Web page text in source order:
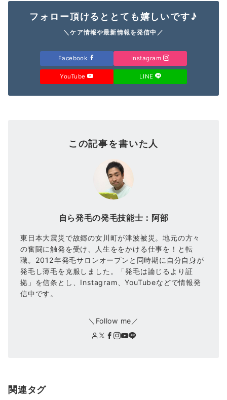
フォロー頂けるととても嬉しいです♪
＼ケア情報や最新情報を発信中／
Facebook Instagram
YouTube LINE
この記事を書いた人
自ら発毛の発毛技能士：阿部
東日本大震災で故郷の女川町が津波被災。地元の方々
の奮闘に触発を受け、人生ををかける仕事を！と転
職。2012年発毛サロンオープンと同時期に自分自身が
発毛し薄毛を克服しました。「発毛は論じるより証
拠」を信条とし、Instagram、YouTubeなどで情報発
信中です。
＼Follow me／
関連タグ